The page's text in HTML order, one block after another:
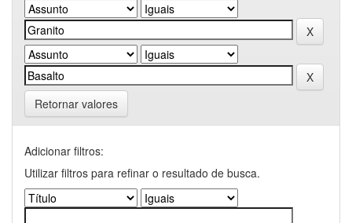
Retornar valores
Adicionar filtros:
Utilizar filtros para refinar o resultado de busca.